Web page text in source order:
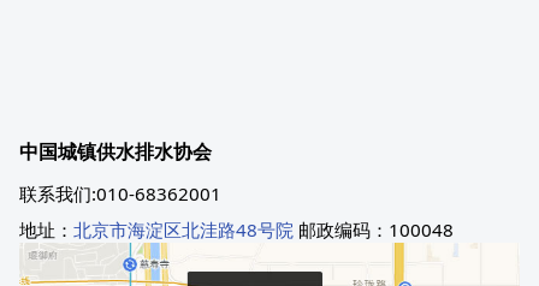
中国城镇供水排水协会
联系我们:010-68362001
地址： 北京市海淀区北洼路48号院 邮政编码：100048